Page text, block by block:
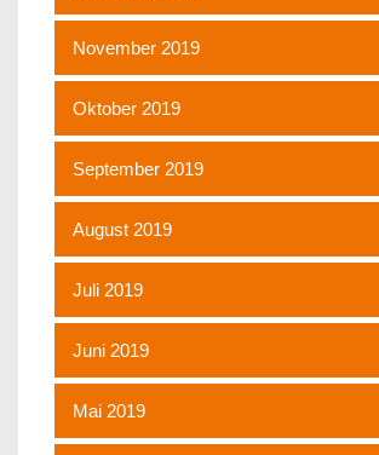
November 2019
Oktober 2019
September 2019
August 2019
Juli 2019
Juni 2019
Mai 2019